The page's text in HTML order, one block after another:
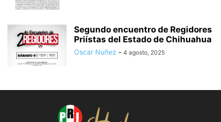
Segundo encuentro de Regidores
Priístas del Estado de Chihuahua
Oscar Nuñez - 4 agosto, 2025